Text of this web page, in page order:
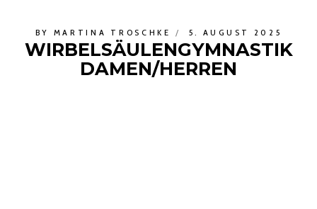
BY MARTINA TROSCHKE 5. AUGUST 2025
WIRBELSÄULENGYMNASTIK
DAMEN/HERREN